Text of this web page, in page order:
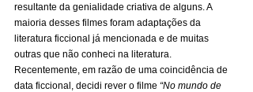
resultante da genialidade criativa de alguns. A
maioria desses filmes foram adaptações da
literatura ficcional já mencionada e de muitas
outras que não conheci na literatura.
Recentemente, em razão de uma coincidência de
data ficcional, decidi rever o filme “No mundo de